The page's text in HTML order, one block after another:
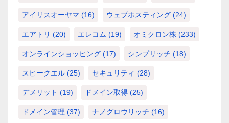
アイリスオーヤマ (16) ウェブホスティング (24)
エアトリ (20) エレコム (19) オミクロン株 (233)
オンラインショッピング (17) シンプリッチ (18)
スピークエル (25) セキュリティ (28)
デメリット (19) ドメイン取得 (25)
ドメイン管理 (37) ナノグロウリッチ (16)